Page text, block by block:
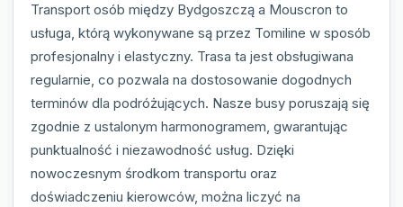
Transport osób między Bydgoszczą a Mouscron to
usługa, którą wykonywane są przez Tomiline w sposób
profesjonalny i elastyczny. Trasa ta jest obsługiwana
regularnie, co pozwala na dostosowanie dogodnych
terminów dla podróżujących. Nasze busy poruszają się
zgodnie z ustalonym harmonogramem, gwarantując
punktualność i niezawodność usług. Dzięki
nowoczesnym środkom transportu oraz
doświadczeniu kierowców, można liczyć na